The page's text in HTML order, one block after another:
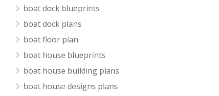
boat dock blueprints
boat dock plans
boat floor plan
boat house blueprints
boat house building plans
boat house designs plans